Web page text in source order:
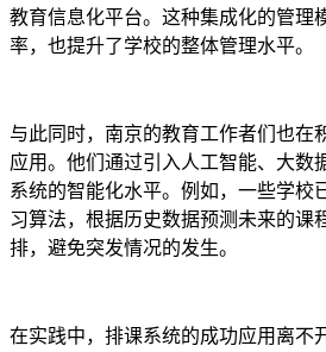
教育信息化平台。这种集成化的管理
率，也提升了学校的整体管理水平。
与此同时，南京的教育工作者们也在
应用。他们通过引入人工智能、大数
系统的智能化水平。例如，一些学校
习算法，根据历史数据预测未来的课
排，避免突发情况的发生。
在实践中，排课系统的成功应用离不